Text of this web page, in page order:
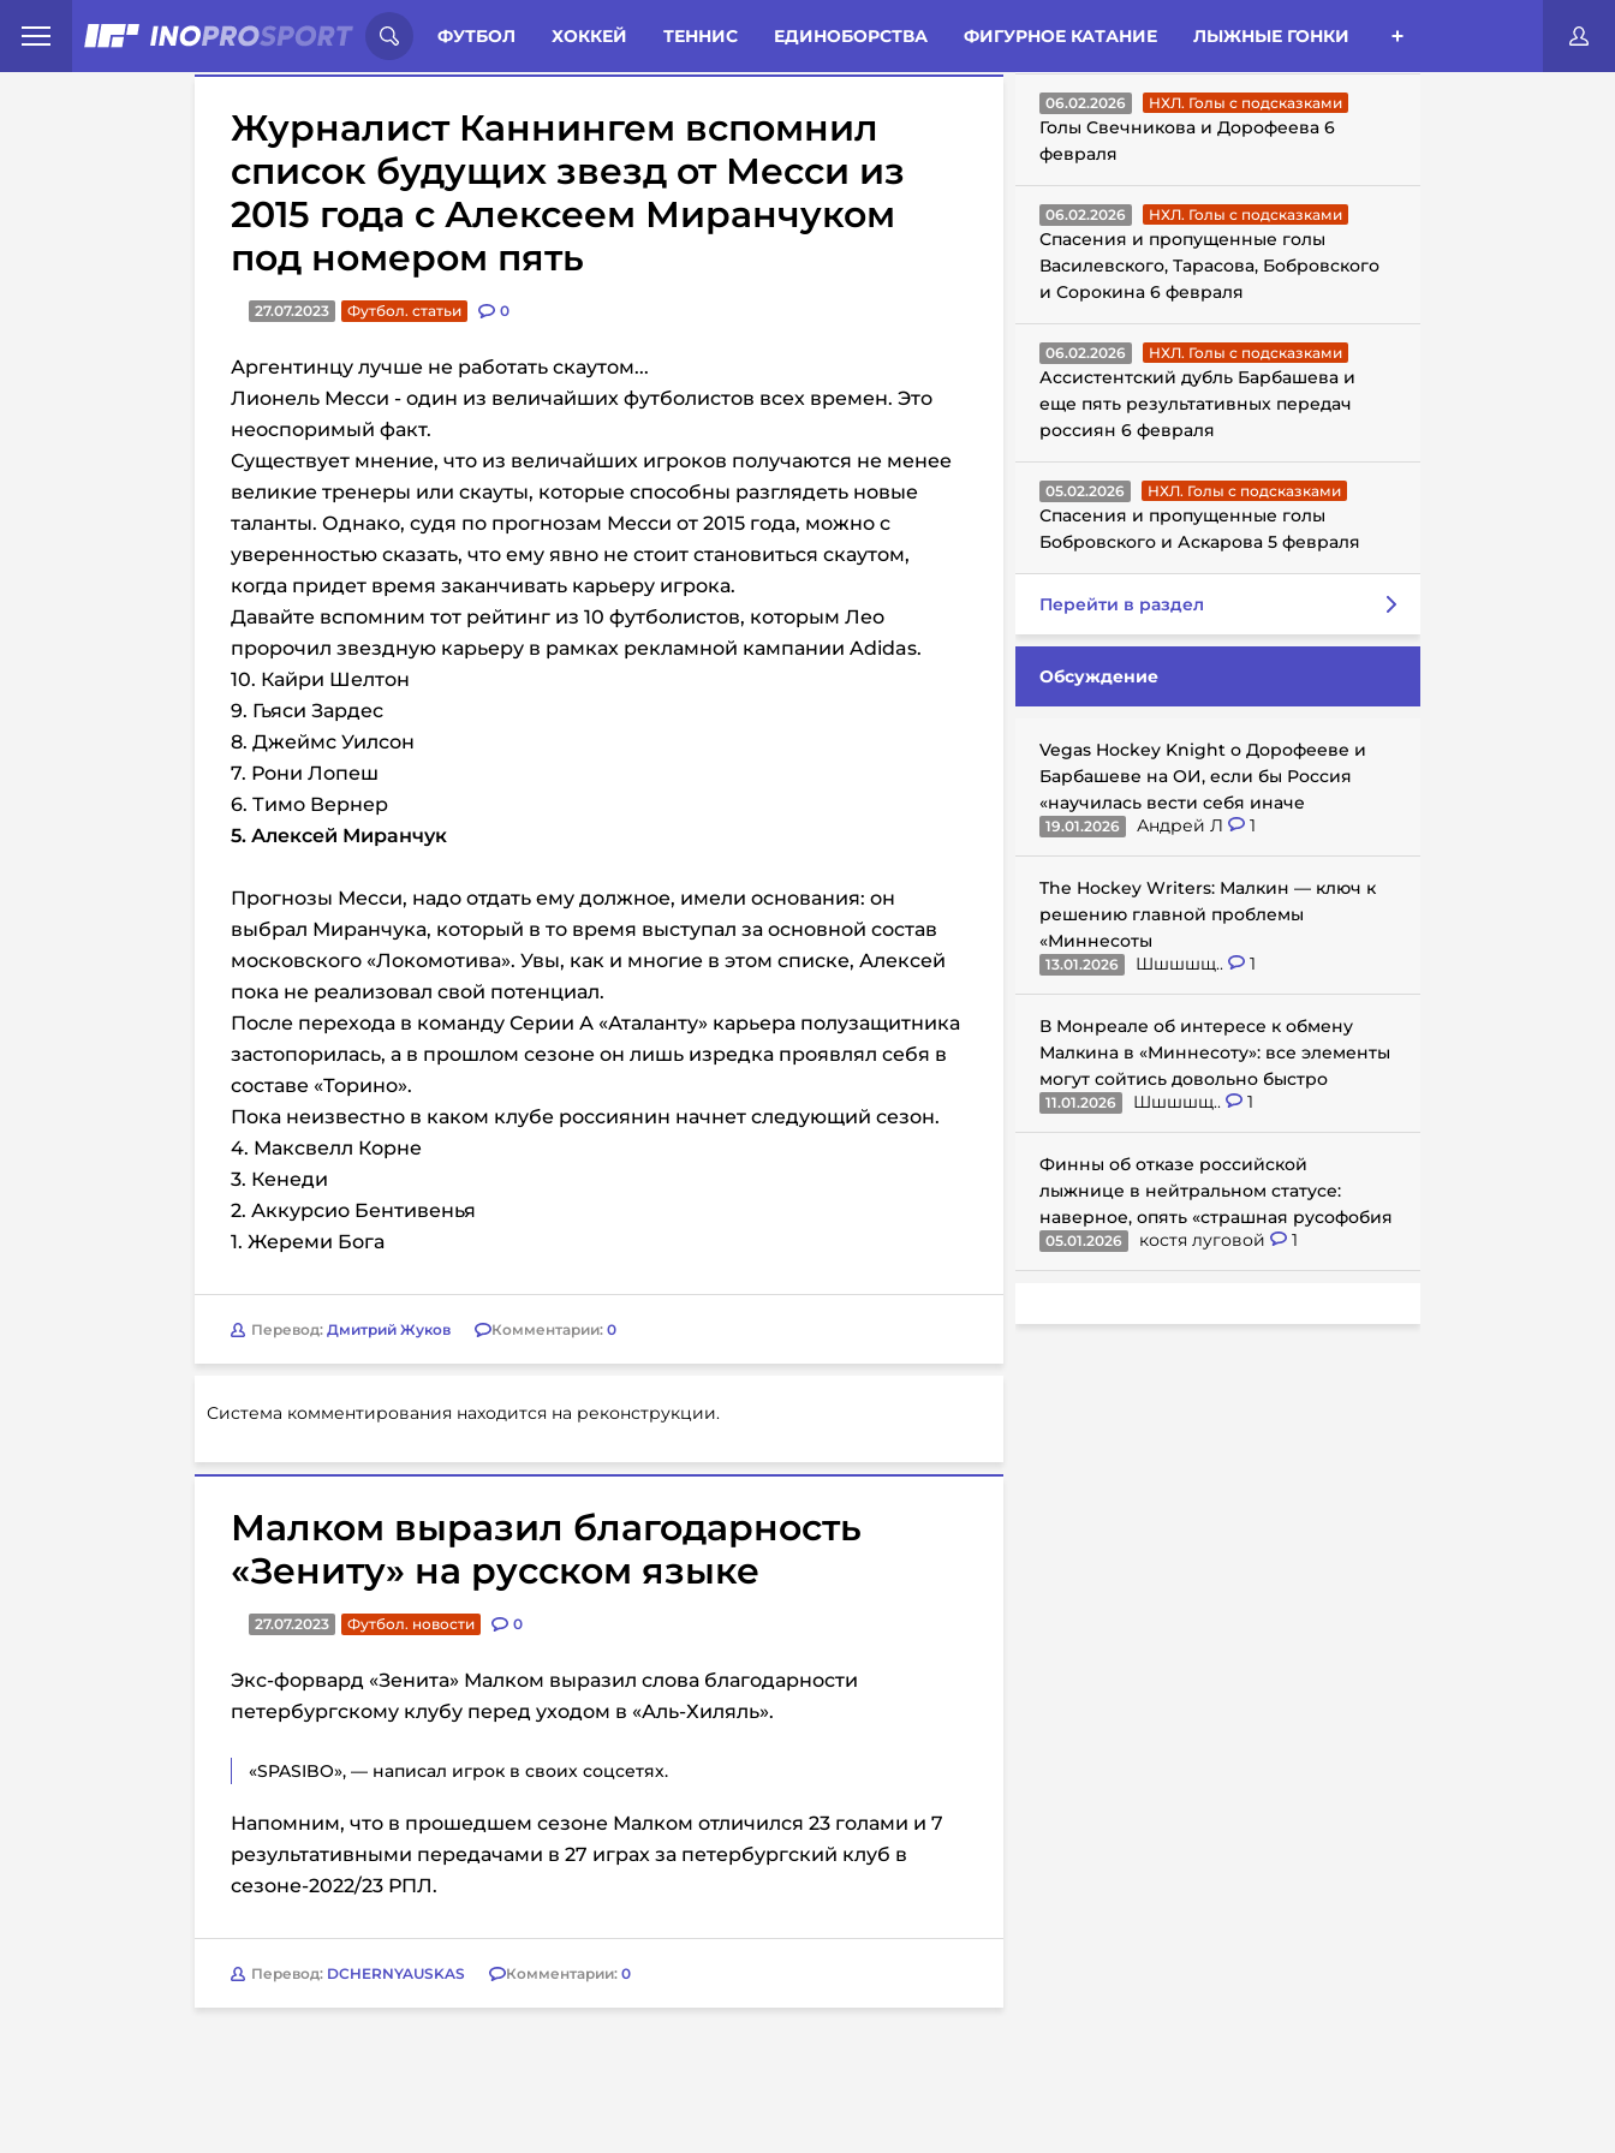
ФУТБОЛ ХОККЕЙ ТЕННИС ЕДИНОБОРСТВА ФИГУРНОЕ КАТАНИЕ ЛЫЖНЫЕ ГОНКИ
Иностранцы о спорте России: Статьи Комменты Новости
Журналист Каннингем вспомнил
список будущих звезд от Месси из
2015 года с Алексеем Миранчуком
под номером пять
27.07.2023 Футбол. статьи 0
Аргентинцу лучше не работать скаутом...
Лионель Месси - один из величайших футболистов всех времен. Это
неоспоримый факт.
Существует мнение, что из величайших игроков получаются не менее
великие тренеры или скауты, которые способны разглядеть новые
таланты. Однако, судя по прогнозам Месси от 2015 года, можно с
уверенностью сказать, что ему явно не стоит становиться скаутом,
когда придет время заканчивать карьеру игрока.
Давайте вспомним тот рейтинг из 10 футболистов, которым Лео
пророчил звездную карьеру в рамках рекламной кампании Adidas.
10. Кайри Шелтон
9. Гьяси Зардес
8. Джеймс Уилсон
7. Рони Лопеш
6. Тимо Вернер
5. Алексей Миранчук
Прогнозы Месси, надо отдать ему должное, имели основания: он
выбрал Миранчука, который в то время выступал за основной состав
московского «Локомотива». Увы, как и многие в этом списке, Алексей
пока не реализовал свой потенциал.
После перехода в команду Серии А «Аталанту» карьера полузащитника
застопорилась, а в прошлом сезоне он лишь изредка проявлял себя в
составе «Торино».
Пока неизвестно в каком клубе россиянин начнет следующий сезон.
4. Максвелл Корне
3. Кенеди
2. Аккурсио Бентивенья
1. Жереми Бога
Перевод: Дмитрий Жуков Комментарии: 0
Система комментирования находится на реконструкции.
Малком выразил благодарность
«Зениту» на русском языке
27.07.2023 Футбол. новости 0
Экс-форвард «Зенита» Малком выразил слова благодарности
петербургскому клубу перед уходом в «Аль-Хиляль».
«SPASIBO», — написал игрок в своих соцсетях.
Напомним, что в прошедшем сезоне Малком отличился 23 голами и 7
результативными передачами в 27 играх за петербургский клуб в
сезоне-2022/23 РПЛ.
Перевод: DCHERNYAUSKAS Комментарии: 0
ГОЛЫ С ПОДСКАЗКАМИ
06.02.2026 НХЛ. Голы с подсказками
Голы Свечникова и Дорофеева 6
февраля
06.02.2026 НХЛ. Голы с подсказками
Спасения и пропущенные голы
Василевского, Тарасова, Бобровского
и Сорокина 6 февраля
06.02.2026 НХЛ. Голы с подсказками
Ассистентский дубль Барбашева и
еще пять результативных передач
россиян 6 февраля
05.02.2026 НХЛ. Голы с подсказками
Спасения и пропущенные голы
Бобровского и Аскарова 5 февраля
Перейти в раздел
Обсуждение
Vegas Hockey Knight о Дорофееве и
Барбашеве на ОИ, если бы Россия
«научилась вести себя иначе
19.01.2026 Андрей Л 1
The Hockey Writers: Малкин — ключ к
решению главной проблемы
«Миннесоты
13.01.2026 Шшшшщ.. 1
В Монреале об интересе к обмену
Малкина в «Миннесоту»: все элементы
могут сойтись довольно быстро
11.01.2026 Шшшшщ.. 1
Финны об отказе российской
лыжнице в нейтральном статусе:
наверное, опять «страшная русофобия
05.01.2026 костя луговой 1